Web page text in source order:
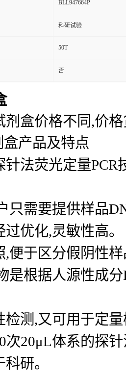
BLL947664P
科研试验
50T
否
剂盒价格不同,价
盒产品及特点
针法荧光定量
只需要提供样品
优化,灵敏性高。
,便于区分假阴性
是根据人源性成
检测,又可用于定
次20μL体系的探
研。